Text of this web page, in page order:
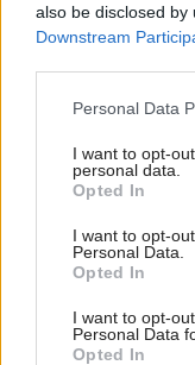
also be disclosed
Downstream
Please note that
not limited to your
grant or deny
use your data for
consent section.
Personal Data
I want to opt-
personal data.
Opted In
I want to opt-
Personal Data.
Opted In
I want to opt-
Personal Data
Opted In
Šíri sa z